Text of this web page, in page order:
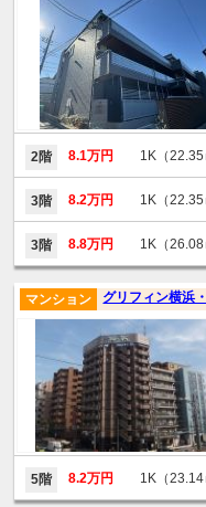
2階 8.1万円 1K（22.35
3階 8.2万円 1K（22.35
3階 8.8万円 1K（26.08
グリフィン横浜
マンション
5階 8.2万円 1K（23.14